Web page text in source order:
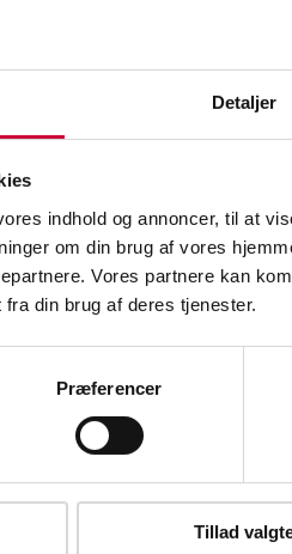
Detaljer
indhold og annoncer, til at
om din brug af vores
Vores partnere kan
din brug af deres tjenester.
Præferencer
Tillad